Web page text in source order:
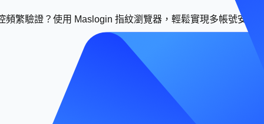
頻繁驗證？使用 Maslogin 指紋瀏覽器，輕鬆實現多帳號安全